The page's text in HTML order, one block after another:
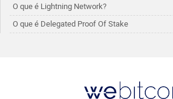
O que é Lightning Network?
O que é Delegated Proof Of Stake